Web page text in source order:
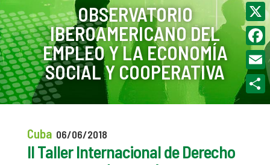
OBSERVATORIO
IBEROAMERICANO DEL
EMPLEO Y LA ECONOMÍA
SOCIAL Y COOPERATIVA
Cuba 06/06/2018
II Taller Internacional de Derecho
X
Email